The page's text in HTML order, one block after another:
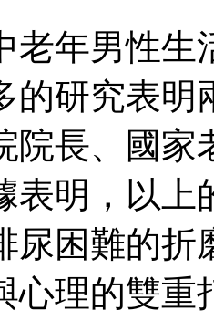
老年男性生
的研究表
院長、國家
表明，以上
尿困難的折
心理的雙重